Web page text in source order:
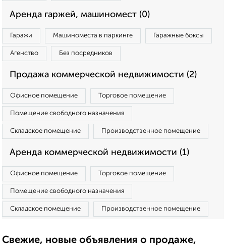
Аренда гаржей, машиномест (0)
Гаражи Машиноместа в паркинге Гаражные боксы
Агенство Без посредников
Продажа коммерческой недвижимости (2)
Офисное помещение Торговое помещение
Помещение свободного назначения
Складское помещение Производственное помещение
Аренда коммерческой недвижимости (1)
Офисное помещение Торговое помещение
Помещение свободного назначения
Складское помещение Производственное помещение
Свежие, новые объявления о продаже,